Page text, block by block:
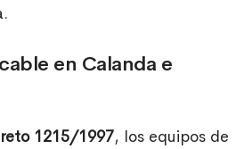
en Calanda e
1215/1997, los equipos de